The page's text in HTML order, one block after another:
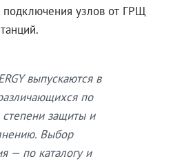
подключения узлов от ГРЩ
выпускаются в
по
защиты и
Выбор
— по каталогу и